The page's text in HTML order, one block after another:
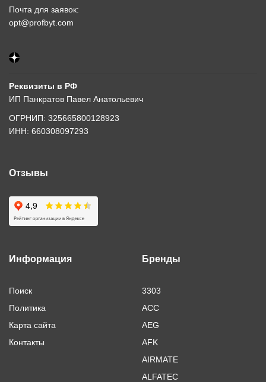
Почта для заявок:
opt@profbyt.com
Реквизиты в РФ
ИП Панкратов Павел Анатольевич
ОГРНИП: 325665800128923
ИНН: 660308097293
Отзывы
Информация
Поиск
Политика
Карта сайта
Контакты
Бренды
3303
ACC
AEG
AFK
AIRMATE
ALFATEC